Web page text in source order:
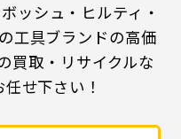
ッシュ・ヒルティ・
工具ブランドの高価
買取・リサイクルな
せ下さい！